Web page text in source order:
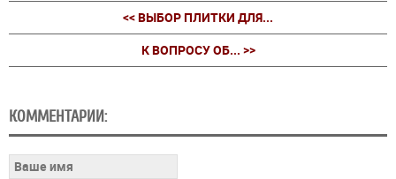
<< ВЫБОР ПЛИТКИ ДЛЯ...
К ВОПРОСУ ОБ... >>
КОММЕНТАРИИ: